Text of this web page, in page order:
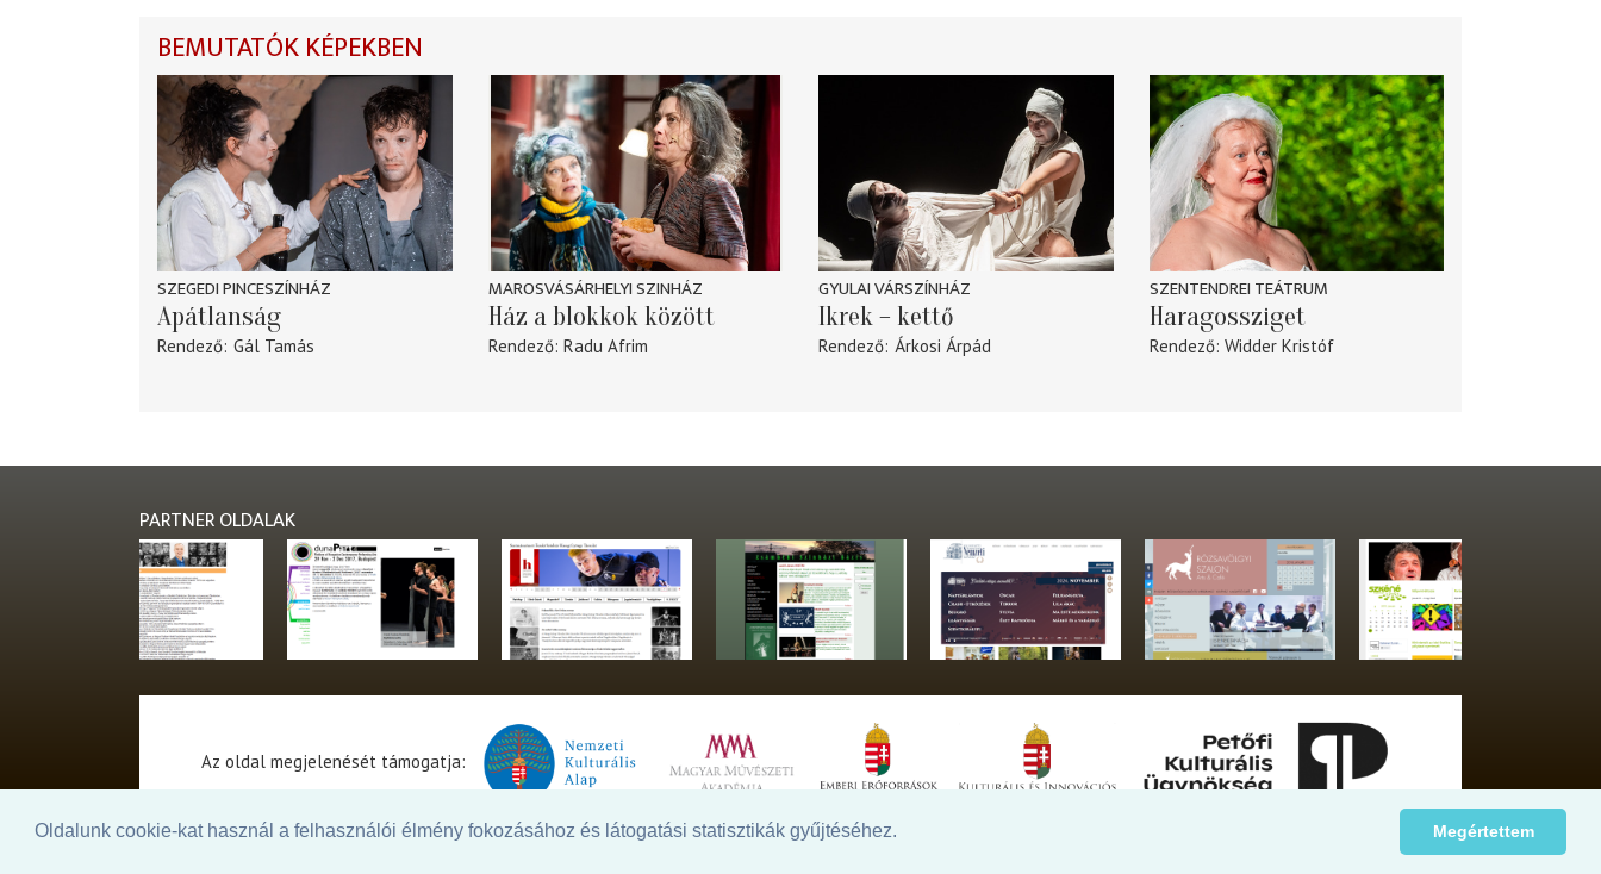
Oldalunk cookie-kat használ a felhasználói élmény fokozásához és látogatási statisztikák gyűjtéséhez. Megértettem
BEMUTATÓK KÉPEKBEN
SZEGEDI PINCESZÍNHÁZ
Apátlanság
Rendező Gál Tamás
MAROSVÁSÁRHELYI SZINHÁZ
Ház a blokkok között
Rendező Radu Afrim
GYULAI VÁRSZÍNHÁZ
Ikrek – kettő
Rendező Árkosi Árpád
SZENTENDREI TEÁTRUM
Haragossziget
Rendező Widder Kristóf
PARTNER OLDALAK
Az oldal megjelenését támogatja: